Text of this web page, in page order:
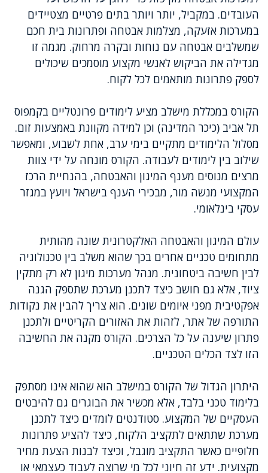
העובדים. במקביל, יותר ויותר בתים פרטיים מצטיידים
במערכות אזעקה, מצלמות אבטחה ופתרונות בית חכם
שמשלבים אבטחה עם נוחות ובקרה מרחוק. מגמה זו
מגדילה את הביקוש לאנשי מקצוע מוסמכים שיכולים
לספק פתרונות מותאמים לכל לקוח.
הקורס במכללת מישלב מציע לימודים פרונטליים בקמפוס
תל אביב (כיכר המדינה) וכן למידה מקוונת באמצעות זום.
מסלול הלימודים מתקיים בימי ערב, אחת לשבוע, ומאפשר
שילוב בין לימודים לעבודה. הקורס מונחה על ידי צוות
מרצים מנוסים מענף המיגון והאבטחה, בהנחיית הרכז
המקצועי מנשה מור, מבכירי הענף בישראל ויועץ במגזר
עסקי בינלאומי.
עולם המיגון והאבטחה האלקטרונית שונה מהותית
מתחומים טכניים אחרים בכך שהוא משלב בין טכנולוגיה
לבין חשיבה ביטחונית. מנהל מערכות מיגון לא רק מתקין
ציוד, אלא גם חושב כיצד לתכנן מערכת שתספק הגנה
אפקטיבית מפני איומים שונים. הוא צריך להבין את נקודות
התורפה של אתר, לזהות את האזורים הקריטיים ולתכנן
פתרון שיענה על כל הצרכים. הקורס מקנה את החשיבה
הזו לצד הכלים הטכניים.
היתרון הגדול של הקורס במישלב הוא שהוא אינו מסתפק
בלימוד טכני בלבד, אלא מכשיר את הבוגרים גם להיבטים
העסקיים של המקצוע. סטודנטים לומדים כיצד לתכנן
מערכת שתתאים לתקציב הלקוח, כיצד להציע פתרונות
חלופיים כאשר התקציב מוגבל, וכיצד לבנות הצעת מחיר
מקצועית. ידע זה חיוני לכל מי שרוצה לעבוד כעצמאי או